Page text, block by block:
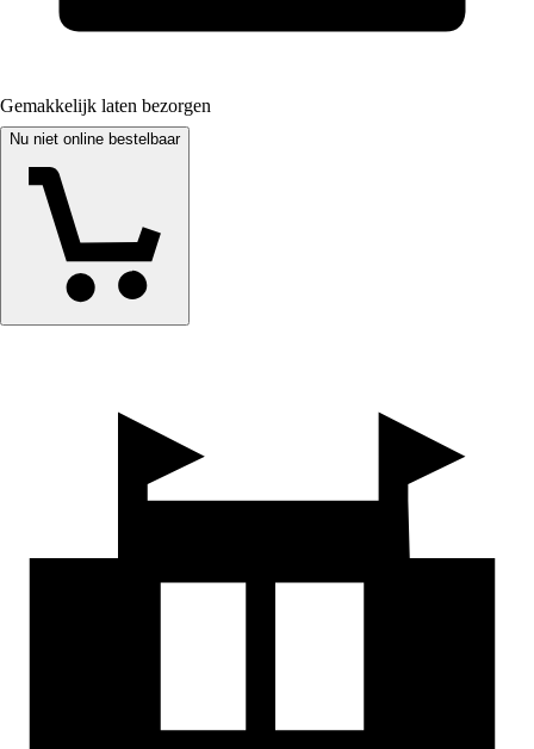
Gemakkelijk laten bezorgen
Nu niet online bestelbaar